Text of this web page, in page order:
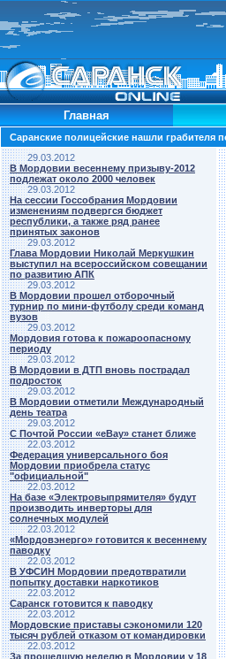
Главная
Саранские полицейские нашли грабителя
29.03.2012
В Мордовии весеннему призыву-2012
подлежат около 2000 человек
29.03.2012
На сессии Госсобрания Мордовии
изменениям подвергся бюджет
республики, а также ряд ранее
принятых законов
29.03.2012
Глава Мордовии Николай Меркушкин
выступил на всероссийском совещании
по развитию АПК
29.03.2012
В Мордовии прошел отборочный
турнир по мини-футболу среди команд
вузов
29.03.2012
Мордовия готова к пожароопасному
периоду
29.03.2012
В Мордовии в ДТП вновь пострадал
подросток
29.03.2012
В Мордовии отметили Международный
день театра
29.03.2012
С Почтой России «eBay» станет ближе
22.03.2012
Федерация универсального боя
Мордовии приобрела статус
"официальной"
22.03.2012
На базе «Электровыпрямителя» будут
производить инверторы для
солнечных модулей
22.03.2012
«Мордовэнерго» готовится к весеннему
паводку
22.03.2012
В УФСИН Мордовии предотвратили
попытку доставки наркотиков
22.03.2012
Саранск готовится к паводку
22.03.2012
Мордовские приставы сэкономили 120
тысяч рублей отказом от командировки
22.03.2012
За прошедшую неделю в Мордовии у 18